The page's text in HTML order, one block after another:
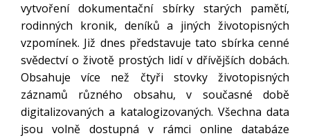
vytvoření dokumentační sbírky starých pamětí,
rodinných kronik, deníků a jiných životopisných
vzpomínek. Již dnes představuje tato sbírka cenné
svědectví o životě prostých lidí v dřívějších dobách.
Obsahuje více než čtyři stovky životopisných
záznamů různého obsahu, v současné době
digitalizovaných a katalogizovaných. Všechna data
jsou volně dostupná v rámci online databáze